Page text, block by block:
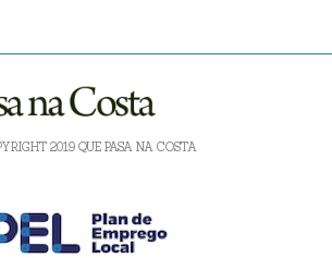
2019 QUE PASA NA COSTA